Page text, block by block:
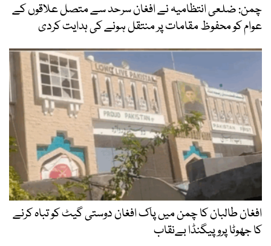
چمن: ضلعی انتظامیہ نے افغان سرحد سے متصل علاقوں کے
عوام کو محفوظ مقامات پر منتقل ہونے کی ہدایت کردی
افغان طالبان کا چمن میں پاک افغان دوستی گیٹ کو تباہ کرنے
کا جھوٹا پروپیگنڈا بےنقاب